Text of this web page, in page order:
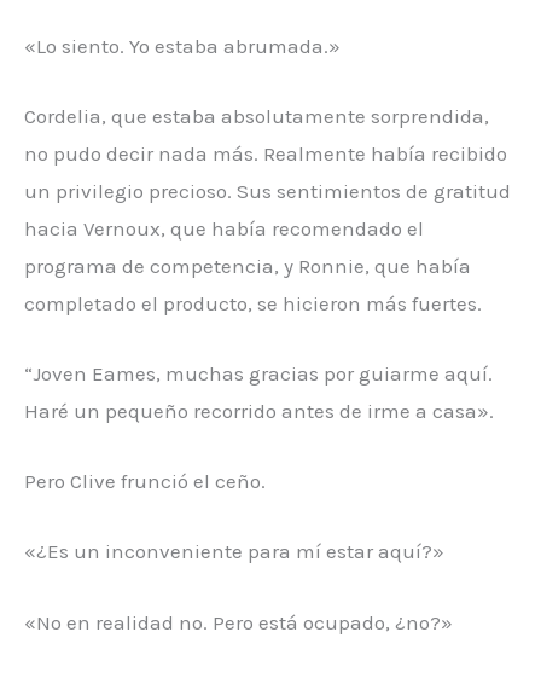
«Lo siento. Yo estaba abrumada.»
Cordelia, que estaba absolutamente sorprendida,
no pudo decir nada más. Realmente había recibido
un privilegio precioso. Sus sentimientos de gratitud
hacia Vernoux, que había recomendado el
programa de competencia, y Ronnie, que había
completado el producto, se hicieron más fuertes.
“Joven Eames, muchas gracias por guiarme aquí.
Haré un pequeño recorrido antes de irme a casa».
Pero Clive frunció el ceño.
«¿Es un inconveniente para mí estar aquí?»
«No en realidad no. Pero está ocupado, ¿no?»